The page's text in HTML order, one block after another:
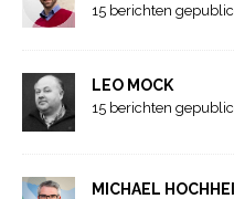
15 berichten
LEO MOCK
15 berichten
MICHAEL